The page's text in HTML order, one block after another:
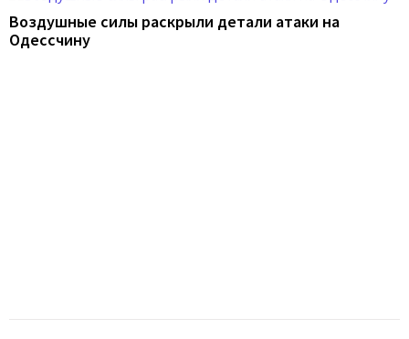
Воздушные силы раскрыли детали атаки на
Одессчину